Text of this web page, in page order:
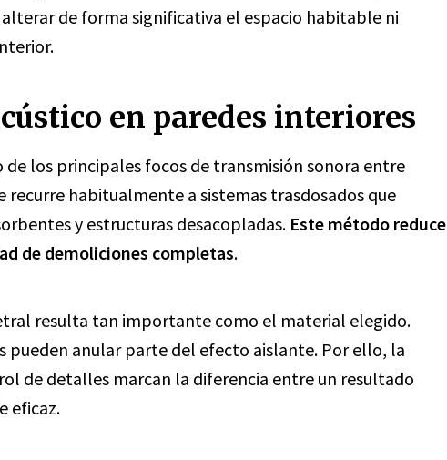
de forma significativa el espacio habitable ni
en paredes interiores
de los principales focos de transmisión sonora entre
recurre habitualmente a sistemas trasdosados que
y estructuras desacopladas. Este método reduce
de demoliciones completas.
resulta tan importante como el material elegido.
pueden anular parte del efecto aislante. Por ello, la
de detalles marcan la diferencia entre un resultado
eficaz.